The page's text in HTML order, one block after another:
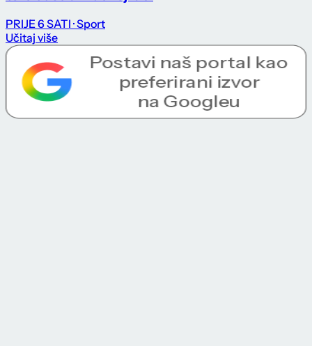
PRIJE 6 SATI · Sport
Učitaj više